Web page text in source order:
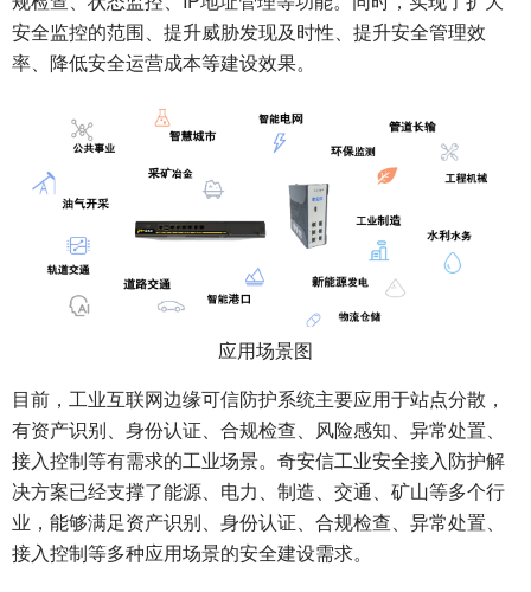
安全监控的范围、提升威胁发现及时性、提升安全管理效
率、降低安全运营成本等建设效果。
应用场景图
目前，工业互联网边缘可信防护系统主要应用于站点分散，
有资产识别、身份认证、合规检查、风险感知、异常处置、
接入控制等有需求的工业场景。奇安信工业安全接入防护解
决方案已经支撑了能源、电力、制造、交通、矿山等多个行
业，能够满足资产识别、身份认证、合规检查、异常处置、
接入控制等多种应用场景的安全建设需求。